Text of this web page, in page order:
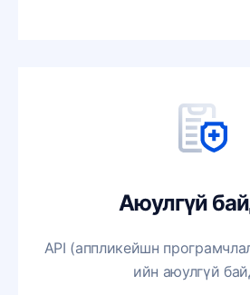
Аюулгүй
API (аппликейшн
ийн аюулгүй